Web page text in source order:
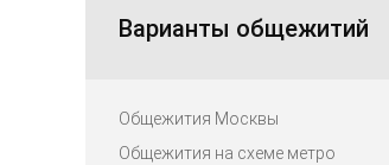
Варианты общежитий
Общежития Москвы
Общежития на схеме метро